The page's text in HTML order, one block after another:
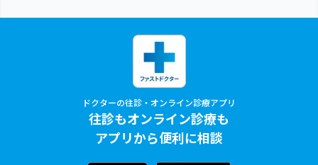
ドクターの往診・オンライン診療アプリ
往診もオンライン診療も
アプリから便利に相談